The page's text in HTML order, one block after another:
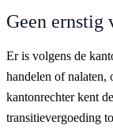
Geen ernstig
Er is volgens de
handelen of
kantonrechter kent
transitievergoeding